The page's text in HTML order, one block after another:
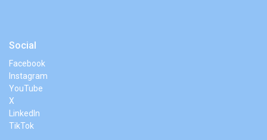
Social
Facebook
Instagram
YouTube
X
LinkedIn
TikTok